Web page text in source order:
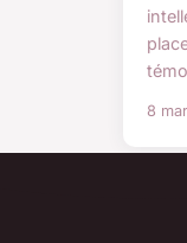
8